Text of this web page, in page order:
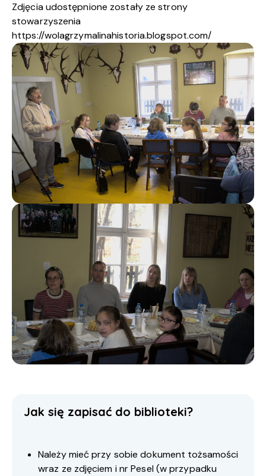
Zdjęcia udostępnione zostały ze strony
stowarzyszenia
https://wolagrzymalinahistoria.blogspot.com/
Jak się zapisać do biblioteki?
Należy mieć przy sobie dokument tożsamości
wraz ze zdjęciem i nr Pesel (w przypadku